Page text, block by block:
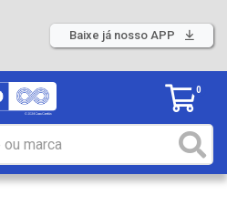
Baixe já nosso APP
0